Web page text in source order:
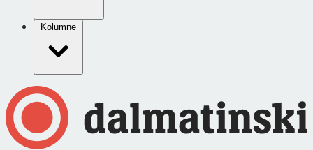
Kolumne